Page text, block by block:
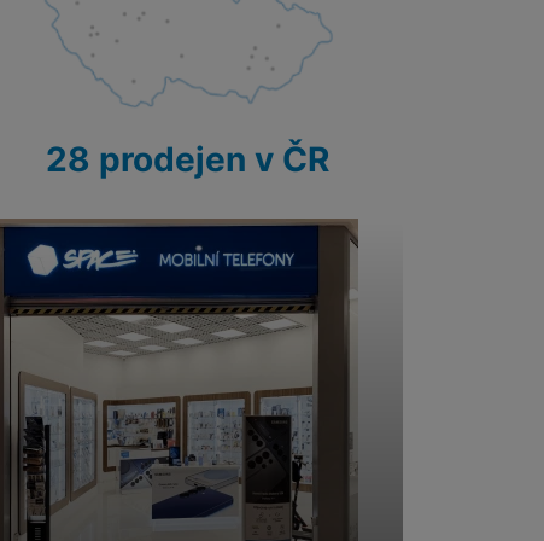
nebo reklamy jak
28 prodejen v ČR